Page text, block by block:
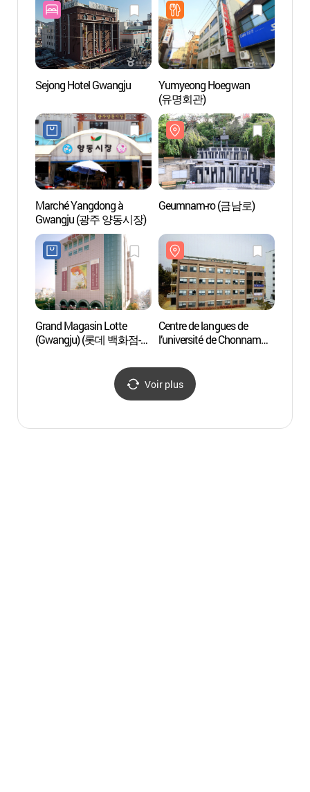
Sejong Hotel Gwangju
Yumyeong Hoegwan
(유명회관)
Marché Yangdong à
Gwangju (광주 양동시장)
Geumnam-ro (금남로)
Grand Magasin Lotte
(Gwangju) (롯데 백화점-
Centre de langues de
l’université de Chonnam
Voir plus